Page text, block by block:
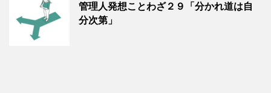
管理人発想ことわざ２９「分かれ道は自
分次第」